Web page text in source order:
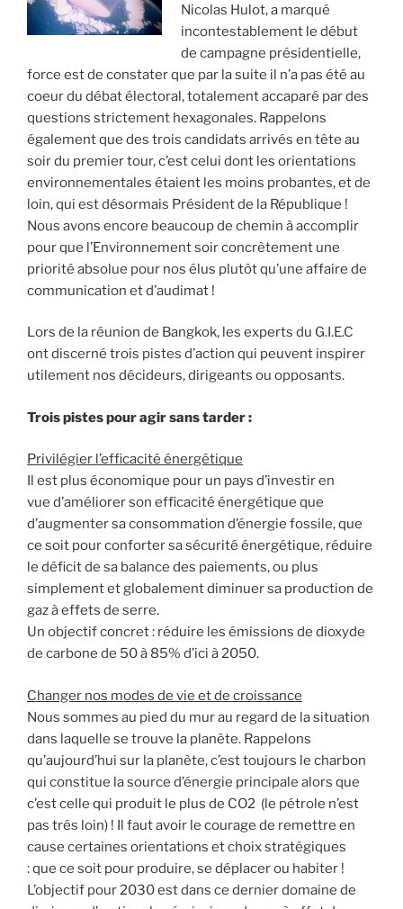
Nicolas Hulot, a marqué
incontestablement le début
de campagne présidentielle,
force est de constater que par la suite il n’a pas été au
coeur du débat électoral, totalement accaparé par des
questions strictement hexagonales. Rappelons
également que des trois candidats arrivés en tête au
soir du premier tour, c’est celui dont les orientations
environnementales étaient les moins probantes, et de
loin, qui est désormais Président de la République !
Nous avons encore beaucoup de chemin à accomplir
pour que l’Environnement soir concrètement une
priorité absolue pour nos élus plutôt qu’une affaire de
communication et d’audimat !
Lors de la réunion de Bangkok, les experts du G.I.E.C
ont discerné trois pistes d’action qui peuvent inspirer
utilement nos décideurs, dirigeants ou opposants.
Trois pistes pour agir sans tarder :
Privilégier l’efficacité énergétique
Il est plus économique pour un pays d’investir en
vue d’améliorer son efficacité énergétique que
d’augmenter sa consommation d’énergie fossile, que
ce soit pour conforter sa sécurité énergétique, réduire
le déficit de sa balance des paiements, ou plus
simplement et globalement diminuer sa production de
gaz à effets de serre.
Un objectif concret : réduire les émissions de dioxyde
de carbone de 50 à 85% d’ici à 2050.
Changer nos modes de vie et de croissance
Nous sommes au pied du mur au regard de la situation
dans laquelle se trouve la planète. Rappelons
qu’aujourd’hui sur la planète, c’est toujours le charbon
qui constitue la source d’énergie principale alors que
c’est celle qui produit le plus de CO2 (le pétrole n’est
pas trés loin) ! Il faut avoir le courage de remettre en
cause certaines orientations et choix stratégiques
: que ce soit pour produire, se déplacer ou habiter !
L’objectif pour 2030 est dans ce dernier domaine de